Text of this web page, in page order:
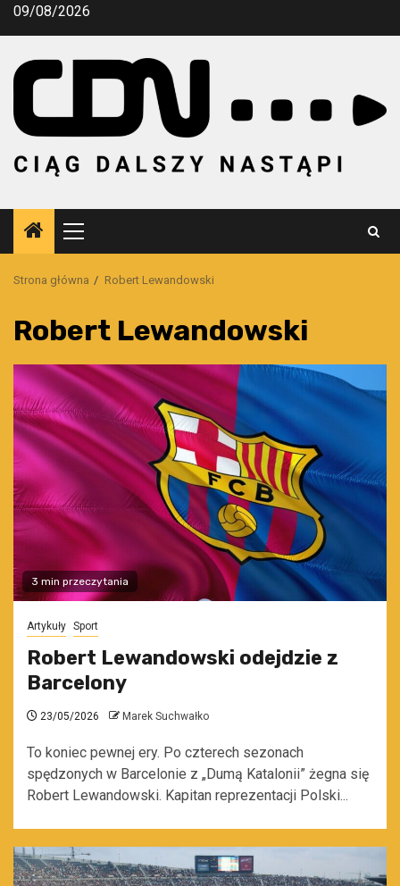
Przejdź
09/08/2026
Menu
główne
Strona główna Robert Lewandowski
Robert Lewandowski
3 min przeczytania
Artykuły Sport
Robert Lewandowski odejdzie z
Barcelony
23/05/2026 Marek Suchwałko
To koniec pewnej ery. Po czterech sezonach
spędzonych w Barcelonie z „Dumą Katalonii” żegna się
Robert Lewandowski. Kapitan reprezentacji Polski...